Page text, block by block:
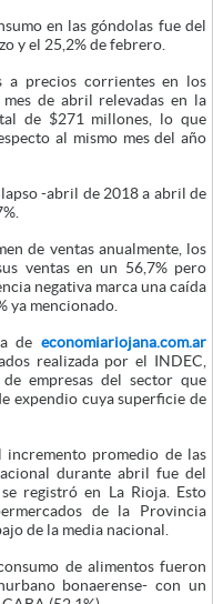
en las góndolas fue del
y el 25,2% de febrero.
a precios corrientes en los
de abril relevadas en la
de $271 millones, lo que
al mismo mes del año
-abril de 2018 a abril de
de ventas anualmente, los
ventas en un 56,7% pero
negativa marca una caída
ya mencionado.
de economiariojana.com.ar
realizada por el INDEC,
empresas del sector que
expendio cuya superficie de
promedio de las
durante abril fue del
registró en La Rioja. Esto
de la Provincia
de la media nacional.
de alimentos fueron
bonaerense- con un